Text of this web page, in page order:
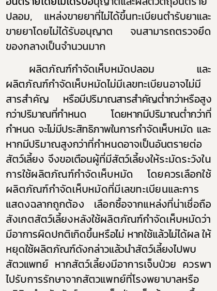
ปลอม, แหล่งขายยาที่ไม่ได้ขึ้นทะเบียนตำรับยาและ
ขายยาโดยไม่ได้รับอนุญาต จนสามารถตรวจยึด
ของกลางเป็นจำนวนมาก
ผลิตภัณฑ์กำจัดเห็บหมัดปลอม และ
ผลิตภัณฑ์กำจัดเห็บหมัดไม่มีเลขทะเบียนอาจไม่มี
สารสำคัญ
หรือมีปริมาณสารสำคัญต่ำกว่าหรือสูง
กว่าปริมาณที่กำหนด โดยหากมีปริมาณต่ำกว่าที่
กำหนด จะไม่มีประสิทธิภาพในการกำจัดเห็บหมัด และ
หากมีปริมาณสูงกว่าที่กำหนดอาจเป็นอันตรายต่อ
สัตว์เลี้ยง จึงขอเตือนผู้ที่มีสัตว์เลี้ยงให้ระมัดระวังใน
การใช้ผลิตภัณฑ์กำจัดเห็บหมัด โดยควรเลือกใช้
ผลิตภัณฑ์กำจัดเห็บหมัดที่มีเลขทะเบียนและการ
แสดงฉลากถูกต้อง เลือกซื้อจากแหล่งที่น่าเชื่อถือ
สังเกตสัตว์เลี้ยงหลังใช้ผลิตภัณฑ์กำจัดเห็บหมัดว่า
มีอาการผิดปกติเกิดขึ้นหรือไม่ หากใช้แล้วไม่ได้ผล ให้
หยุดใช้ผลิตภัณฑ์ดังกล่าวแล้วนำสัตว์เลี้ยงไปพบ
สัตวแพทย์ หากสัตว์เลี้ยงมีอาการเจ็บป่วย ควรพา
ไปรับการรักษาจากสัตวแพทย์ที่โรงพยาบาลหรือ
Subscribe
เลือกหัวข้อที่ท่านต้องการ Subscribe
ผู้ประกอบการายย่อย
โควิด